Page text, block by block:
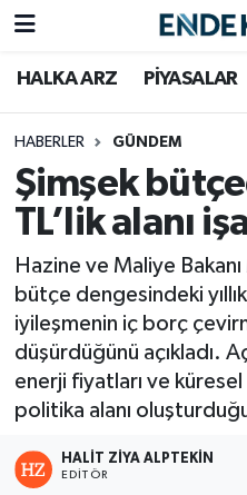
HALKA ARZ PİYASALAR
HABERLER GÜNDEM
Şimşek
TL’lik alanı
Hazine ve Maliye
bütçe dengesindeki
iyileşmenin iç borç
düşürdüğünü açıkladı.
enerji fiyatları ve küresel
politika alanı
HALIT ZIYA ALPTEKIN
EDITÖR
EMLAK
ENERJİ
GÜNDEM
HALKA ARZ
KRİPTO
OTOMOTİV
SAVUNMA
Nöbetçi Eczaneler
Hava Durumu
Trafik Durumu
Süper Lig Puan
Tüm Manşetler
Son Dakika Haberleri
Haber Arşivi